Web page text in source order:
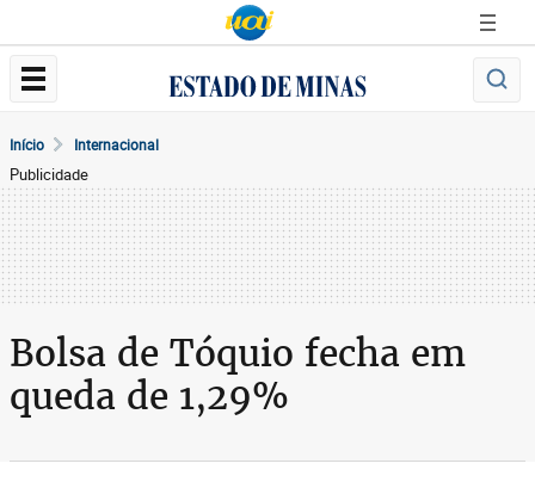
Início Internacional
Publicidade
Bolsa de Tóquio fecha em
queda de 1,29%